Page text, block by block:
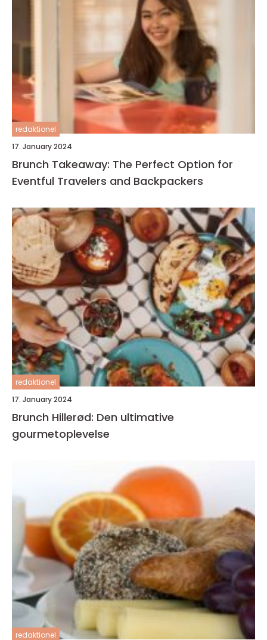
redaktionel
17. January 2024
Brunch Takeaway: The Perfect Option for
Eventful Travelers and Backpackers
redaktionel
17. January 2024
Brunch Hillerød: Den ultimative
gourmetoplevelse
redaktionel